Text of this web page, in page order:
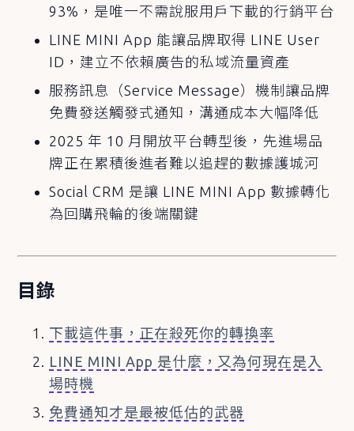
93%，是唯一不需說服用戶下載的行銷平台
LINE MINI App 能讓品牌取得 LINE User
ID，建立不依賴廣告的私域流量資產
服務訊息（Service Message）機制讓品牌
免費發送觸發式通知，溝通成本大幅降低
2025 年 10 月開放平台轉型後，先進場品
牌正在累積後進者難以追趕的數據護城河
Social CRM 是讓 LINE MINI App 數據轉化
為回購飛輪的後端關鍵
目錄
下載這件事，正在殺死你的轉換率
LINE MINI App 是什麼，又為何現在是入
場時機
免費通知才是最被低估的武器